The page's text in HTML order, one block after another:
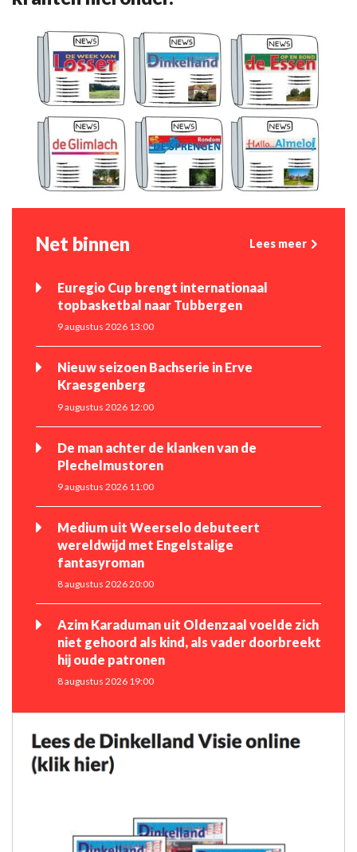
Net binnen Lees meer
Euregio Cup brengt internationaal
topbasketbal naar Tubbergen
9 augustus 2026 13:00
Nieuw seizoen Bachserie in Erve
Kraesgenberg
9 augustus 2026 12:00
De man achter de klanken van de
Plechelmustoren
9 augustus 2026 11:00
Medium uit Weerselo debuteert
wereldwijd met Engelstalige
fantasyroman
8 augustus 2026 20:00
Azim Karaduman uit Oldenzaal voelde zich
niet gehoord als kind, als vader doorbreekt
hij oude patronen
8 augustus 2026 19:00